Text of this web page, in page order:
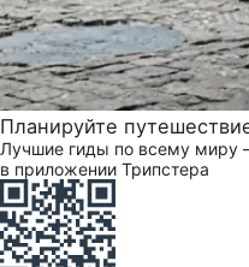
Планируйте
Лучшие гиды по всему миру
в приложении Трипстера